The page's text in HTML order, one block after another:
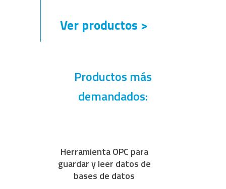
Ver productos >
Productos más
demandados:
Herramienta OPC para
guardar y leer datos de
bases de datos